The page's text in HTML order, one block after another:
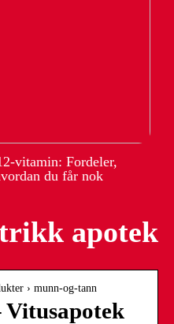
vitamin: Fordeler,
du får nok
apotek
› munn-og-tann
Vitusapotek